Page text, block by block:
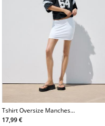
Tshirt Oversize Manches
Courtes New York 64
17,99 €